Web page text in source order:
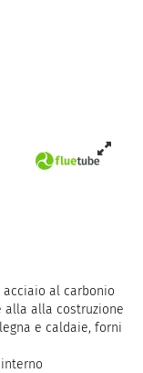
al carbonio
alla alla costruzione
e caldaie, forni